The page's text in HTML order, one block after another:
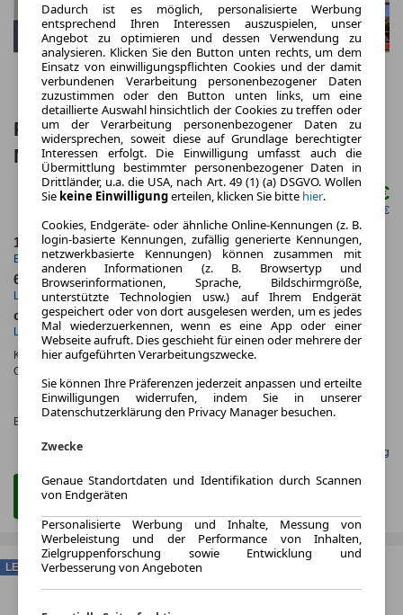
Peugeot Traveller L3 Allure Pano Kam
Nav Leder SHZ Massa
ab mtl.488,00 €
netto mtl. 410,08 €
12.2025
Erstzulassung
5.000,0 km
Jahrliche Fahrleistung
60 Monate
Laufzeit
10 km
Kilometerstand
ca. 130 kW (176 PS)
Leistung
Diesel
Kraftstoff
Kraftstoffverbr.¹: ca. 7,0 l/100km(komb.)
CO
Effizienzklasse:
CO₂-
KLASSE
Gefunden auf mobile.de Leasing
Zum Leasing Angebot
LEASING
Dadurch ist es möglich, personalisierte Werbung
entsprechend Ihren Interessen auszuspielen, unser
Angebot zu optimieren und dessen Verwendung zu
analysieren. Klicken Sie den Button unten rechts, um dem
Einsatz von einwilligungspflichten Cookies und der damit
verbundenen Verarbeitung personenbezogener Daten
zuzustimmen oder den Button unten links, um eine
detaillierte Auswahl hinsichtlich der Cookies zu treffen oder
um der Verarbeitung personenbezogener Daten zu
widersprechen, soweit diese auf Grundlage berechtigter
Interessen erfolgt. Die Einwilligung umfasst auch die
Übermittlung bestimmter personenbezogener Daten in
Drittländer, u.a. die USA, nach Art. 49 (1) (a) DSGVO. Wollen
Sie keine Einwilligungerteilen, klicken Sie bitte hier.
Cookies, Endgeräte- oder ähnliche Online-Kennungen (z. B.
login-basierte Kennungen, zufällig generierte Kennungen,
netzwerkbasierte Kennungen) können zusammen mit
anderen Informationen (z. B. Browsertyp und
Browserinformationen, Sprache, Bildschirmgröße,
unterstützte Technologien usw.) auf Ihrem Endgerät
gespeichert oder von dort ausgelesen werden, um es jedes
Mal wiederzuerkennen, wenn es eine App oder einer
Webseite aufruft. Dies geschieht für einen oder mehrere der
hier aufgeführten Verarbeitungszwecke.
Sie können Ihre Präferenzen jederzeit anpassen und erteilte
Einwilligungen widerrufen, indem Sie in unserer
Datenschutzerklärung den Privacy Manager besuchen.
Zwecke
Genaue Standortdaten und Identifikation durch Scannen
von Endgeräten
Personalisierte Werbung und Inhalte, Messung von
Werbeleistung und der Performance von Inhalten,
Zielgruppenforschung sowie Entwicklung und
Verbesserung von Angeboten